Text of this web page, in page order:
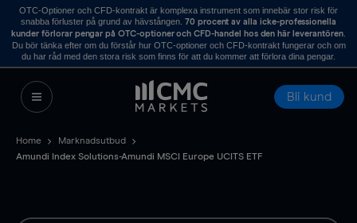
OTC-Optioner och CFD-kontrakt är komplexa instrument som innebär stor risk för
snabba förluster på grund av hävstången. 70 procent av alla icke-professionella
kunder förlorar pengar på OTC-optioner och CFD-handel hos den här leverantören.
Du bör tänka efter om du förstår hur OTC-optioner och CFD-kontrakt fungerar och om
du har råd med den stora risk som finns för att du kommer att förlora dina pengar.
Bli kund
Home
Marknadsutbud
Amundi Index Solutions-Amundi MSCI Europe UCITS ETF